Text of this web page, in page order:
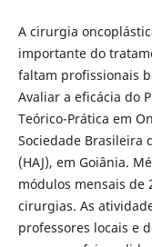
A cirurgia
importante do
faltam profissionais
Avaliar a eficácia do
Teórico-Prática em
Sociedade Brasileira
(HAJ), em Goiânia.
módulos mensais de
cirurgias. As
professores locais e